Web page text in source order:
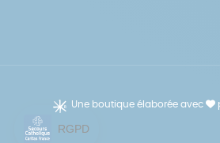
Une boutique élaborée avec